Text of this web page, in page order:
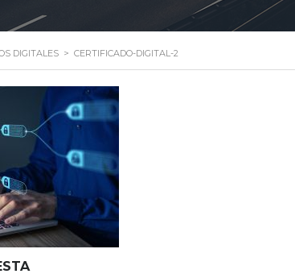
DIGITALES > CERTIFICADO-DIGITAL-2